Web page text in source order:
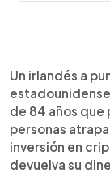
►
Un irlandés a
de 84 años que
personas
inversión en
devuelva su